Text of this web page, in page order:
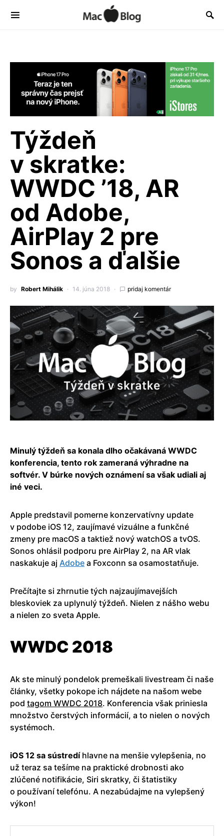
Týždeň
v skratke:
WWDC ’18, AR
od Adobe,
AirPlay 2 pre
Sonos a ďalšie
by Robert Mihálik 14. júna 2018 pridaj komentár
Minulý týždeň sa konala dlho očakávaná WWDC
konferencia, tento rok zameraná výhradne na
softvér. V búrke nových oznámení sa však udiali aj
iné veci.
Apple predstavil pomerne konzervatívny update
v podobe iOS 12, zaujímavé vizuálne a funkčné
zmeny pre macOS a taktiež nový watchOS a tvOS.
Sonos ohlásil podporu pre AirPlay 2, na AR vlak
naskakuje aj Adobe a Foxconn sa osamostatňuje.
Prečítajte si zhrnutie tých najzaujímavejších
bleskoviek za uplynulý týždeň. Nielen z nášho webu
a nielen zo sveta Apple.
WWDC 2018
Ak ste minulý pondelok premeškali livestream či naše
články, všetky pokope ich nájdete na našom webe
pod tagom WWDC 2018. Konferencia však priniesla
množstvo čerstvých informácií, a to nielen o nových
systémoch.
iOS 12 sa sústredíhlavne na menšie vylepšenia, no
už teraz sa tešíme na praktické drobnosti ako
zlúčené notifikácie, Siri skratky, či štatistiky
o používaní telefónu. A nezabúdajme na vylepšený
výkon!